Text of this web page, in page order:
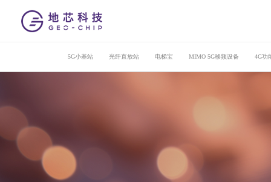
5G小基站 光纤直放站 电梯宝 MIMO 5G移频设备 4G功